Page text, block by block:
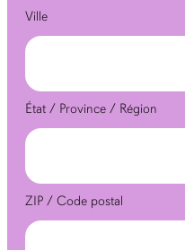
Ville
État / Province / Région
ZIP / Code postal